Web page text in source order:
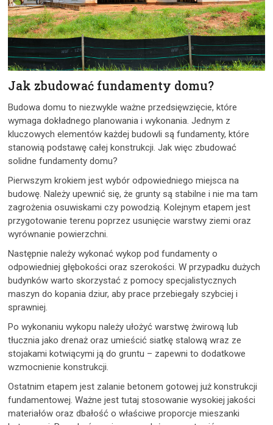
Jak zbudować fundamenty domu?
Budowa domu to niezwykle ważne przedsięwzięcie, które
wymaga dokładnego planowania i wykonania. Jednym z
kluczowych elementów każdej budowli są fundamenty, które
stanowią podstawę całej konstrukcji. Jak więc zbudować
solidne fundamenty domu?
Pierwszym krokiem jest wybór odpowiedniego miejsca na
budowę. Należy upewnić się, że grunty są stabilne i nie ma tam
zagrożenia osuwiskami czy powodzią. Kolejnym etapem jest
przygotowanie terenu poprzez usunięcie warstwy ziemi oraz
wyrównanie powierzchni.
Następnie należy wykonać wykop pod fundamenty o
odpowiedniej głębokości oraz szerokości. W przypadku dużych
budynków warto skorzystać z pomocy specjalistycznych
maszyn do kopania dziur, aby prace przebiegały szybciej i
sprawniej.
Po wykonaniu wykopu należy ułożyć warstwę żwirową lub
tłucznia jako drenaż oraz umieścić siatkę stalową wraz ze
stojakami kotwiącymi ją do gruntu – zapewni to dodatkowe
wzmocnienie konstrukcji.
Ostatnim etapem jest zalanie betonem gotowej już konstrukcji
fundamentowej. Ważne jest tutaj stosowanie wysokiej jakości
materiałów oraz dbałość o właściwe proporcje mieszanki